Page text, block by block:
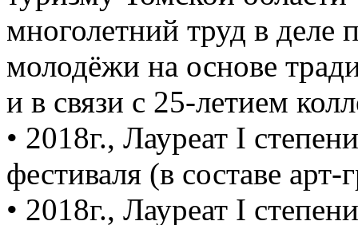
многолетний труд в деле
молодёжи на основе
и в связи с 25-летием
• 2018г., Лауреат I
фестиваля (в составе
• 2018г., Лауреат I